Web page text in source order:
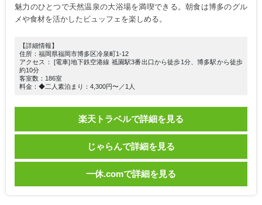
魅力のひとつで天然温泉の大浴場を満喫できる。朝食は博多のグル
メや食材を活かしたビュッフェを楽しめる。
【詳細情報】
住所：福岡県福岡市博多区冷泉町1-12
アクセス： [電車]地下鉄空港線 祗園駅3番出口から徒歩1分、博多駅から徒歩
約10分
客室数：186室
料金：◆二人素泊まり：4,300円〜／1人
楽天トラベルで詳細を見る
じゃらんで詳細を見る
一休.comで詳細を見る